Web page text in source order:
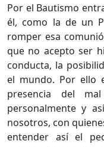
Por el Bautismo
él, como la de un
romper esa
que no acepto ser
conducta, la
el mundo. Por ello
presencia del
personalmente y
nosotros, con
entender así el